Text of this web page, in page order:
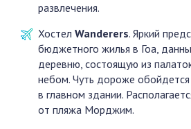
развлечения.
Хостел Wanderers. Яркий
бюджетного жилья в Гоа,
деревню, состоящую из
небом. Чуть дороже
в главном здании.
от пляжа Морджим.